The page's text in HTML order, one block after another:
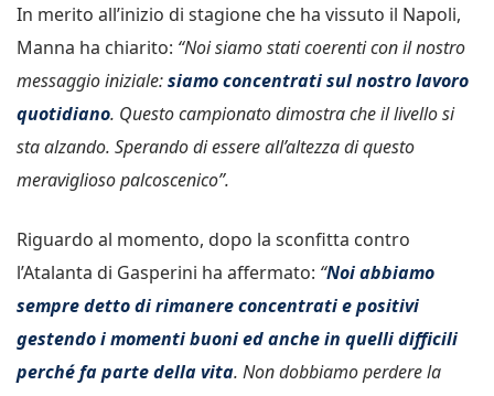
In merito all’inizio di stagione che ha vissuto il Napoli,
Manna ha chiarito: “Noi siamo stati coerenti con il nostro
messaggio iniziale:siamo concentrati sul nostro lavoro
quotidiano. Questo campionato dimostra che il livello si
sta alzando. Sperando di essere all’altezza di questo
meraviglioso palcoscenico”.
Riguardo al momento, dopo la sconfitta contro
l’Atalanta di Gasperini ha affermato: “Noi abbiamo
sempre detto di rimanere concentrati e positivi
gestendo i momenti buoni ed anche in quelli difficili
perché fa parte della vita. Non dobbiamo perdere la